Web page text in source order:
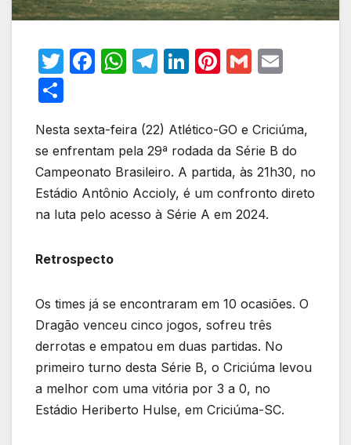
T
er
F
e
b
o
o
W
s
A
p
p
T
gr
a
m
Li
e
dI
n
Pi
e
st
G
ar
e
Nesta sexta-feira (22) Atlético-GO e Criciúma,
se enfrentam pela 29ª rodada da Série B do
Campeonato Brasileiro. A partida, às 21h30, no
Estádio Antônio Accioly, é um confronto direto
na luta pelo acesso à Série A em 2024.
Retrospecto
Os times já se encontraram em 10 ocasiões. O
Dragão venceu cinco jogos, sofreu três
derrotas e empatou em duas partidas. No
primeiro turno desta Série B, o Criciúma levou
a melhor com uma vitória por 3 a 0, no
Estádio Heriberto Hulse, em Criciúma-SC.